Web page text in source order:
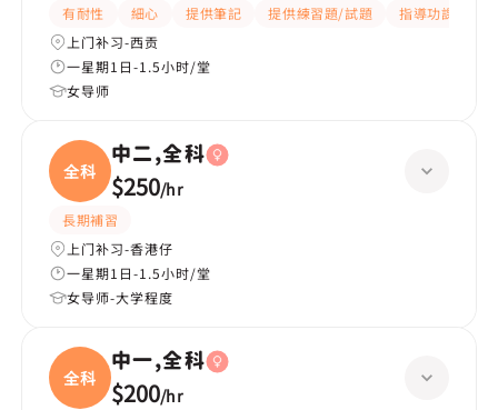
有耐性 細心 提供筆記 提供練習題/試題 指導功課
上门补习-西贡
一星期1日-1.5小时/堂
女导师
全科
中二,全科
$250/hr
長期補習
上门补习-香港仔
一星期1日-1.5小时/堂
女导师-大学程度
全科
中一,全科
$200/hr